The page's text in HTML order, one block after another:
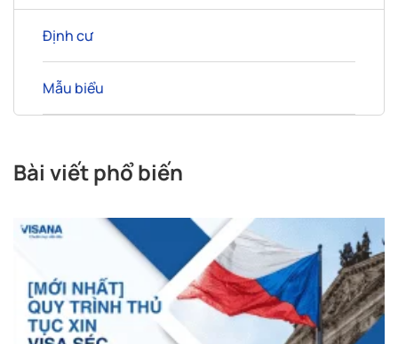
Định cư
Mẫu biểu
Bài viết phổ biến